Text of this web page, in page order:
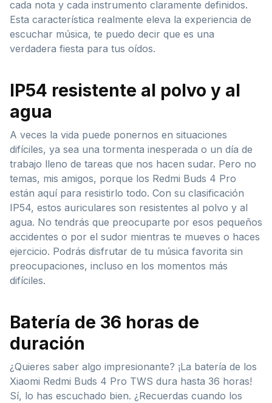
cada nota y cada instrumento claramente definidos.
Esta característica realmente eleva la experiencia de
escuchar música, te puedo decir que es una
verdadera fiesta para tus oídos.
IP54 resistente al polvo y al
agua
A veces la vida puede ponernos en situaciones
difíciles, ya sea una tormenta inesperada o un día de
trabajo lleno de tareas que nos hacen sudar. Pero no
temas, mis amigos, porque los Redmi Buds 4 Pro
están aquí para resistirlo todo. Con su clasificación
IP54, estos auriculares son resistentes al polvo y al
agua. No tendrás que preocuparte por esos pequeños
accidentes o por el sudor mientras te mueves o haces
ejercicio. Podrás disfrutar de tu música favorita sin
preocupaciones, incluso en los momentos más
difíciles.
Batería de 36 horas de
duración
¿Quieres saber algo impresionante? ¡La batería de los
Xiaomi Redmi Buds 4 Pro TWS dura hasta 36 horas!
Sí, lo has escuchado bien. ¿Recuerdas cuando los